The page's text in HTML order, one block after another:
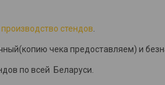
стендов
чека предоставляем) и
по всей Беларуси.